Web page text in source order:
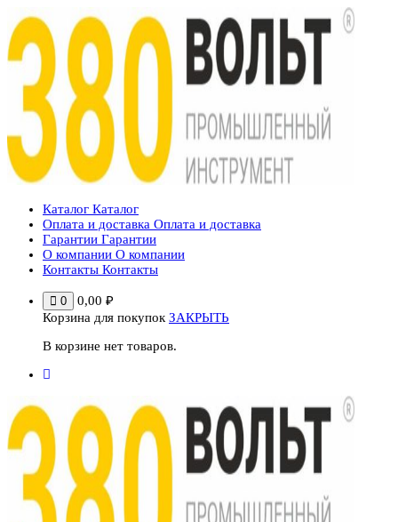
Перейти
к
содержимому
Каталог Каталог
Оплата и доставка Оплата и доставка
Гарантии Гарантии
О компании О компании
Контакты Контакты
0 0,00 ₽
Корзина для покупок ЗАКРЫТЬ
В корзине нет товаров.